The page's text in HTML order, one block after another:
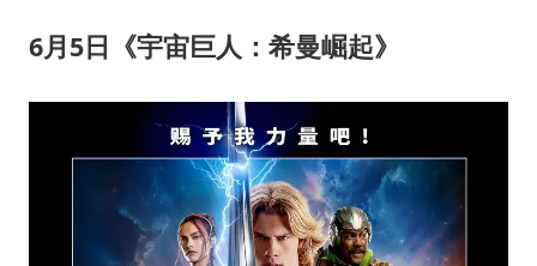
6月5日《宇宙巨人：希曼崛起》